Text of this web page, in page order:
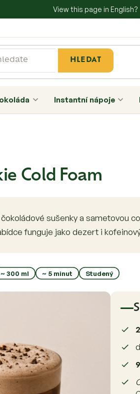
View this page in English?
HLEDAT
Instantní nápoje
Cold Foam
sušenky a sametovou
funguje jako dezert i
~ 300 ml ~ 5 minut Studený